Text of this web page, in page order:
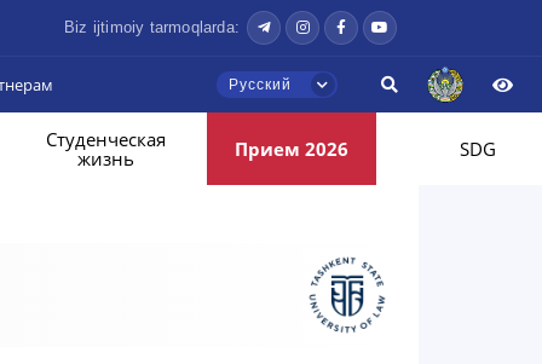
Biz ijtimoiy tarmoqlarda:
Русский
Студенческая
жизнь
Прием 2026 SDG